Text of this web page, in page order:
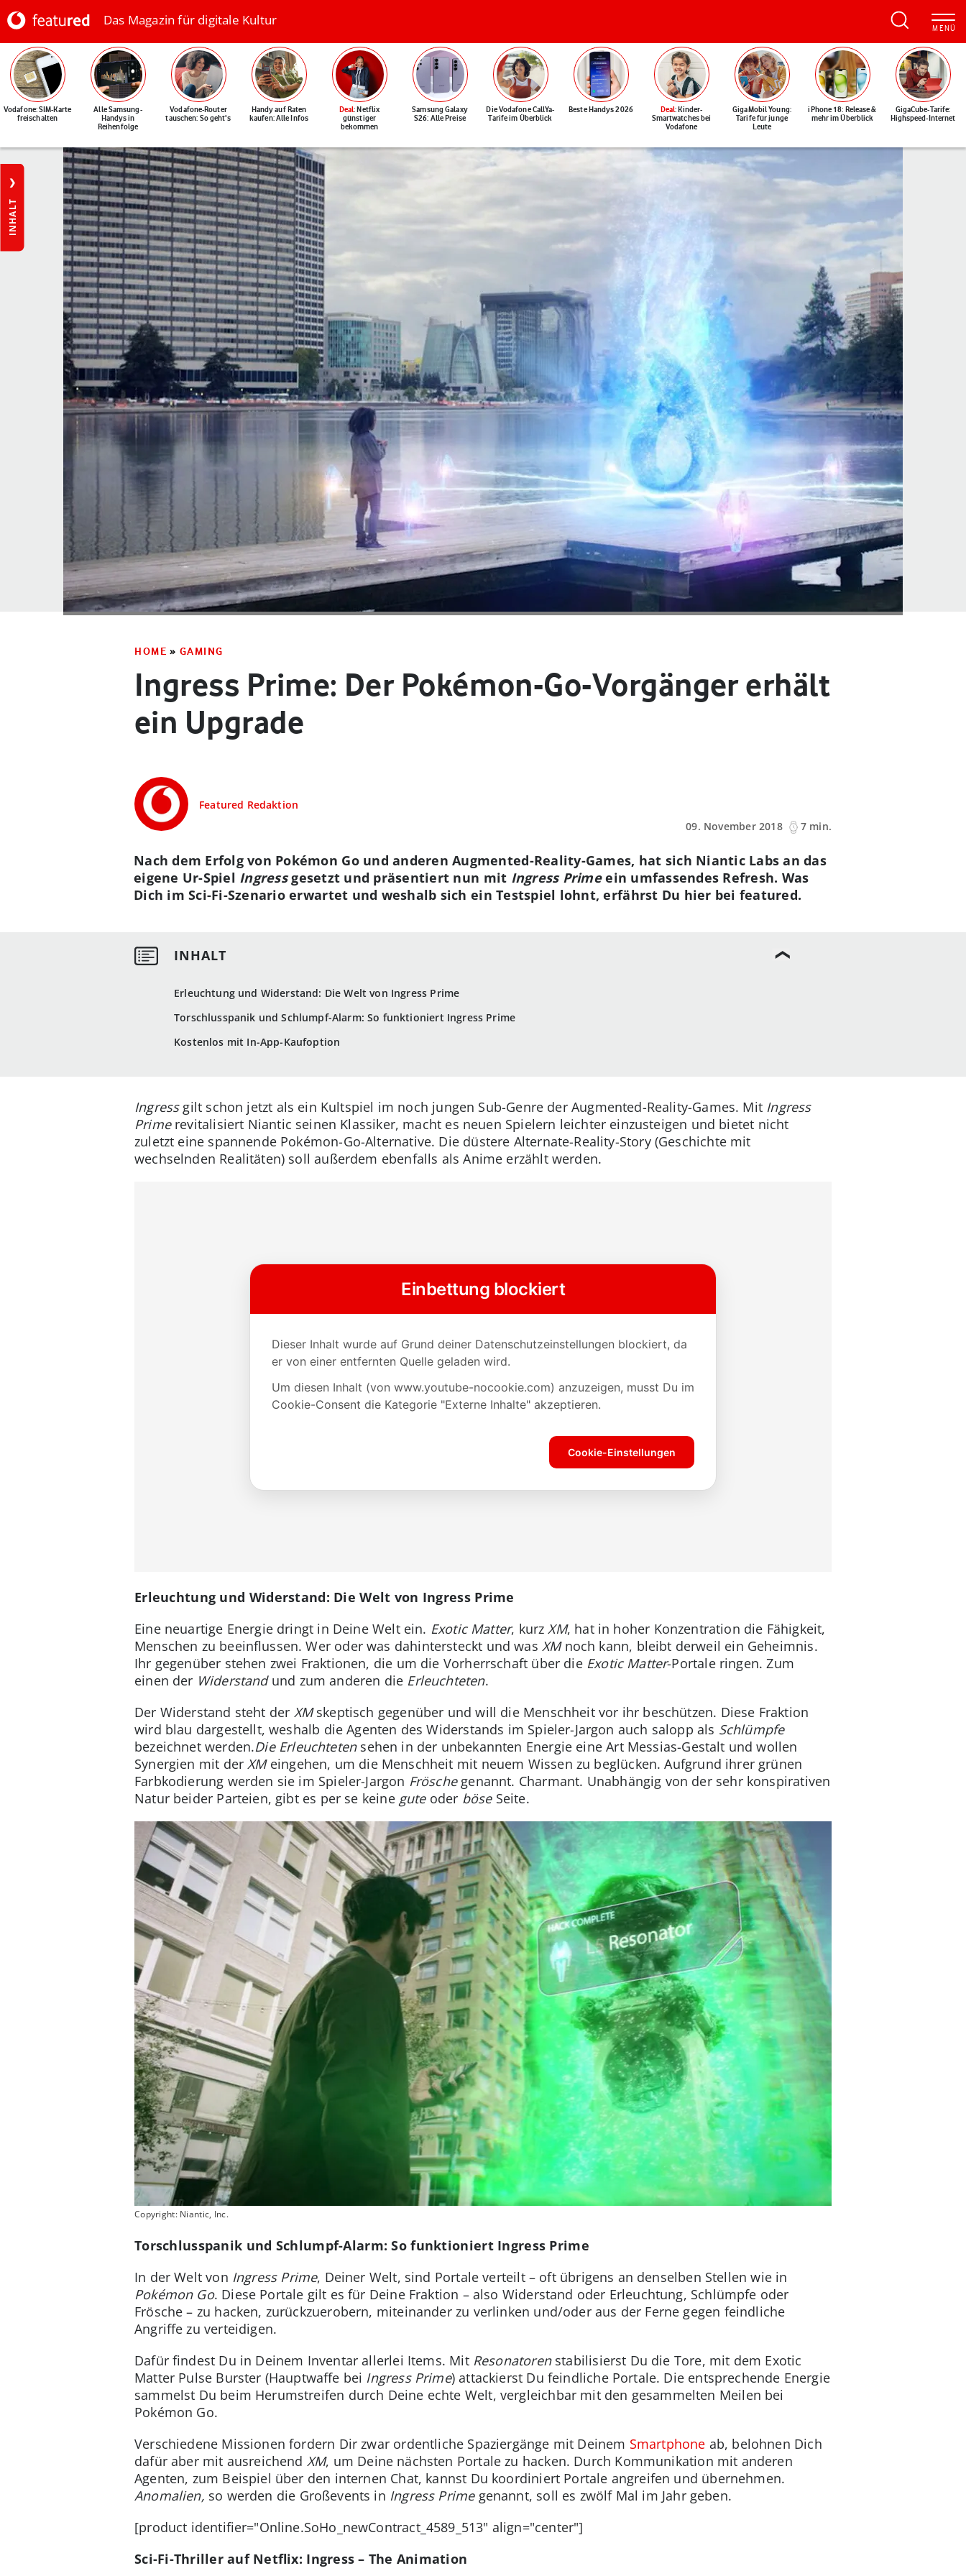
Das Magazin für digitale Kultur
Vodafone: SIM-Karte
freischalten
Alle Samsung-
Handys in
Reihenfolge
Vodafone-Router
tauschen: So geht's
Handy auf Raten
kaufen: Alle Infos
Deal: Netflix
günstiger
bekommen
Samsung Galaxy
S26: Alle Preise
Die Vodafone CallYa-
Tarife im Überblick
Beste Handys 2026 Deal: Kinder-
Smartwatches bei
Vodafone
GigaMobil Young:
Tarife für junge
Leute
iPhone 18: Release &
mehr im Überblick
GigaCube-Tarife:
Highspeed-Internet
INHALT
HOME » GAMING
Ingress Prime: Der Pokémon-Go-Vorgänger erhält
ein Upgrade
Featured Redaktion
09. November 2018
7 min.
Erleuchtung und Widerstand: Die Welt von Ingress Prime
Torschlusspanik und Schlumpf-Alarm: So funktioniert Ingress Prime
Kostenlos mit In-App-Kaufoption
Nach dem Erfolg von Pokémon Go und anderen Augmented-Reality-Games, hat sich Niantic Labs an das
eigene Ur-Spiel Ingressgesetzt und präsentiert nun mit Ingress Primeein umfassendes Refresh. Was
Dich im Sci-Fi-Szenario erwartet und weshalb sich ein Testspiel lohnt, erfährst Du hier bei featured.
Ingressgilt schon jetzt als ein Kultspiel im noch jungen Sub-Genre der Augmented-Reality-Games. Mit Ingress
Primerevitalisiert Niantic seinen Klassiker, macht es neuen Spielern leichter einzusteigen und bietet nicht
zuletzt eine spannende Pokémon-Go-Alternative. Die düstere Alternate-Reality-Story (Geschichte mit
wechselnden Realitäten) soll außerdem ebenfalls als Anime erzählt werden.
Erleuchtung und Widerstand: Die Welt von Ingress Prime
Eine neuartige Energie dringt in Deine Welt ein. Exotic Matter, kurz XM, hat in hoher Konzentration die Fähigkeit,
Menschen zu beeinflussen. Wer oder was dahintersteckt und was XM noch kann, bleibt derweil ein Geheimnis.
Ihr gegenüber stehen zwei Fraktionen, die um die Vorherrschaft über die Exotic Matter-Portale ringen. Zum
einen der Widerstand und zum anderen die Erleuchteten.
Der Widerstand steht der XMskeptisch gegenüber und will die Menschheit vor ihr beschützen. Diese Fraktion
wird blau dargestellt, weshalb die Agenten des Widerstands im Spieler-Jargon auch salopp als Schlümpfe
bezeichnet werden.Die Erleuchtetensehen in der unbekannten Energie eine Art Messias-Gestalt und wollen
Synergien mit der XMeingehen, um die Menschheit mit neuem Wissen zu beglücken. Aufgrund ihrer grünen
Farbkodierung werden sie im Spieler-Jargon Fröschegenannt. Charmant. Unabhängig von der sehr konspirativen
Natur beider Parteien, gibt es per se keine guteoder böse Seite.
Copyright: Niantic, Inc.
Torschlusspanik und Schlumpf-Alarm: So funktioniert Ingress Prime
In der Welt von Ingress Prime, Deiner Welt, sind Portale verteilt – oft übrigens an denselben Stellen wie in
Pokémon Go. Diese Portale gilt es für Deine Fraktion – also Widerstand oder Erleuchtung, Schlümpfe oder
Frösche – zu hacken, zurückzuerobern, miteinander zu verlinken und/oder aus der Ferne gegen feindliche
Angriffe zu verteidigen.
Dafür findest Du in Deinem Inventar allerlei Items. Mit Resonatorenstabilisierst Du die Tore, mit dem Exotic
Matter Pulse Burster (Hauptwaffe bei Ingress Prime) attackierst Du feindliche Portale. Die entsprechende Energie
sammelst Du beim Herumstreifen durch Deine echte Welt, vergleichbar mit den gesammelten Meilen bei
Pokémon Go.
Verschiedene Missionen fordern Dir zwar ordentliche Spaziergänge mit Deinem Smartphone ab, belohnen Dich
dafür aber mit ausreichend XM, um Deine nächsten Portale zu hacken. Durch Kommunikation mit anderen
Agenten, zum Beispiel über den internen Chat, kannst Du koordiniert Portale angreifen und übernehmen.
Anomalien, so werden die Großevents in Ingress Prime genannt, soll es zwölf Mal im Jahr geben.
[product identifier="Online.SoHo_newContract_4589_513" align="center"]
Sci-Fi-Thriller auf Netflix: Ingress – The Animation